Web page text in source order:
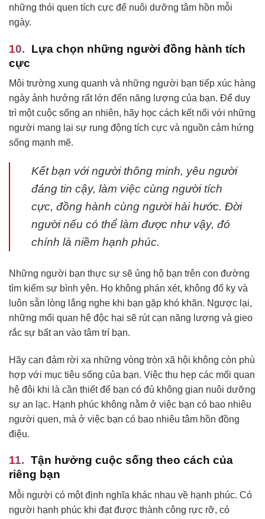
những thói quen tích cực để nuôi dưỡng tâm hồn mỗi
ngày.
Lựa chọn những người đồng hành tích
cực
Môi trường xung quanh và những người bạn tiếp xúc hàng
ngày ảnh hưởng rất lớn đến năng lượng của bạn. Để duy
trì một cuộc sống an nhiên, hãy học cách kết nối với những
người mang lại sự rung động tích cực và nguồn cảm hứng
sống mạnh mẽ.
Kết bạn với người thông minh, yêu người
đáng tin cậy, làm việc cùng người tích
cực, đồng hành cùng người hài hước. Đời
người nếu có thể làm được như vậy, đó
chính là niềm hạnh phúc.
Những người bạn thực sự sẽ ủng hộ bạn trên con đường
tìm kiếm sự bình yên. Họ không phán xét, không đố kỵ và
luôn sẵn lòng lắng nghe khi bạn gặp khó khăn. Ngược lại,
những mối quan hệ độc hại sẽ rút cạn năng lượng và gieo
rắc sự bất an vào tâm trí bạn.
Hãy can đảm rời xa những vòng tròn xã hội không còn phù
hợp với mục tiêu sống của bạn. Việc thu hẹp các mối quan
hệ đôi khi là cần thiết để bạn có đủ không gian nuôi dưỡng
sự an lạc. Hạnh phúc không nằm ở việc bạn có bao nhiêu
người quen, mà ở việc bạn có bao nhiêu tâm hồn đồng
điệu.
Tận hưởng cuộc sống theo cách của
riêng bạn
Mỗi người có một định nghĩa khác nhau về hạnh phúc. Có
người hạnh phúc khi đạt được thành công rực rỡ, có